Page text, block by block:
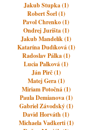
Jakub Stupka (1)
Robert Šorl (1)
Pavol Chrenko (1)
Ondrej Jurišta (1)
Jakub Mandelík (1)
Katarína Dudíková (1)
Radoslav Pálka (1)
Lucia Palková (1)
Ján Pirč (1)
Matej Gera (1)
Miriam Potočná (1)
Paula Demianova (1)
Gabriel Závodský (1)
David Horváth (1)
Michaela Vadkerti (1)